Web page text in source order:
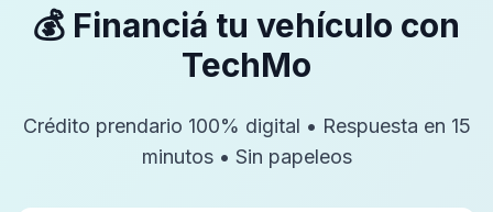
💰 Financiá tu vehículo con
TechMo
Crédito prendario 100% digital • Respuesta en 15
minutos • Sin papeleos